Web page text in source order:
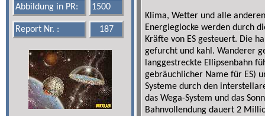
Abbildung in PR:
1500
Report Nr. : 187
Klima, Wetter und alle
Energieglocke werden durch
Kräfte von ES gesteuert. Die
gefurcht und kahl. Wanderer
langgestreckte Ellipsenbahn
gebräuchlicher Name für ES)
Systeme durch den
das Wega-System und das
Bahnvollendung dauert 2